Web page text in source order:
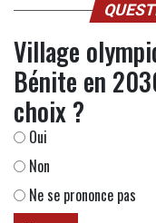
Village
Bénite en
choix ?
Oui
Non
Ne se prononce pas